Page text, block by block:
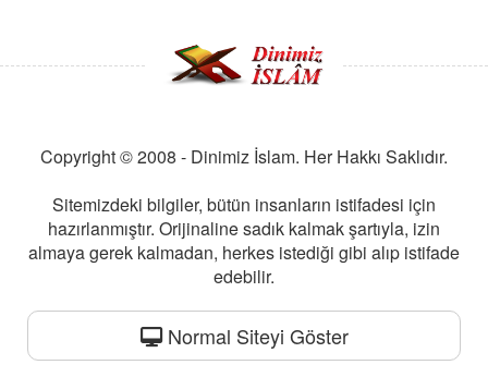
Copyright © 2008 - Dinimiz İslam. Her Hakkı Saklıdır.
Sitemizdeki bilgiler, bütün insanların istifadesi için
hazırlanmıştır. Orijinaline sadık kalmak şartıyla, izin
almaya gerek kalmadan, herkes istediği gibi alıp istifade
edebilir.
Normal Siteyi Göster